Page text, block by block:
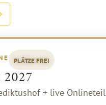
PLÄTZE FREI
2027
+ live Onlineteil